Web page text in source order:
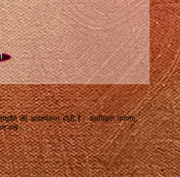
की आवश्यकता होती है। अनधिकृत उपयोग
रखें।